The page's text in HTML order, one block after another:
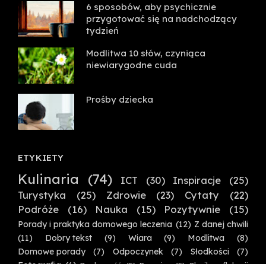
6 sposobów, aby psychicznie
przygotować się na nadchodzący
tydzień
Modlitwa 10 słów, czyniąca
niewiarygodne cuda
Prośby dziecka
ETYKIETY
Kulinaria (74) ICT (30) Inspiracje
(25)
Turystyka
(25) Zdrowie (23) Cytaty
(22)
Podróże
(16) Nauka (15) Pozytywnie (15)
Porady i praktyka domowego leczenia (12) Z danej chwili
(11)
Dobry tekst (9) Wiara (9) Modlitwa
(8)
Domowe porady
(7) Odpoczynek (7) Słodkości
(7)